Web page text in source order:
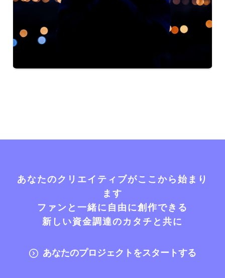
あなたのクリエイティブがここから始まり
ます
ファンと一緒に自由に創作できる
新しい資金調達のカタチと共に
あなたのプロジェクトをスタートする